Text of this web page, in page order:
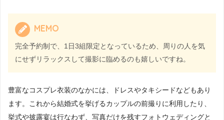
MEMO
完全予約制で、1日3組限定となっているため、周りの人を気
にせずリラックスして撮影に臨めるのも嬉しいですね。
豊富なコスプレ衣装のなかには、ドレスやタキシードなどもあり
ます。これから結婚式を挙げるカップルの前撮りに利用したり、
挙式や披露宴は行なわず、写真だけを残すフォトウェディングと